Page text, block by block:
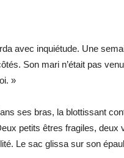
avec inquiétude. Une
Son mari n’était pas
»
ses bras, la blottissant
petits êtres fragiles, deux
Le sac glissa sur son